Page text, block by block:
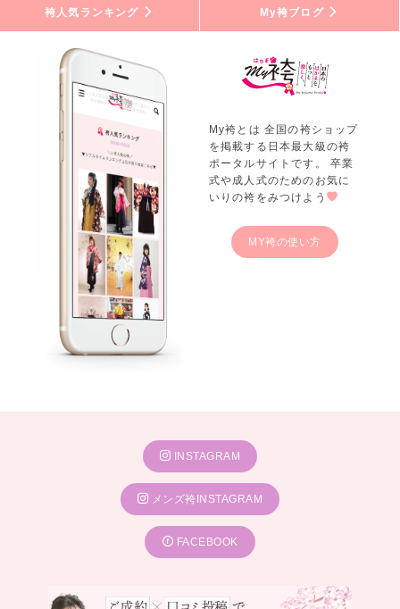
袴人気ランキング My袴ブログ
My袴とは 全国の袴ショップ
を掲載する日本最大級の袴
ポータルサイトです。 卒業
式や成人式のためのお気に
いりの袴をみつけよう
MY袴の使い方
INSTAGRAM
メンズ袴INSTAGRAM
FACEBOOK